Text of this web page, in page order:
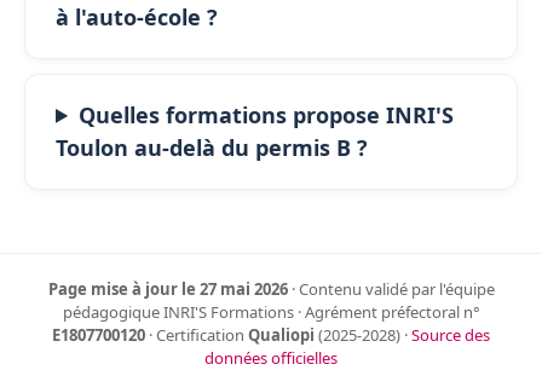
à l'auto-école ?
Quelles formations propose INRI'S
Toulon au-delà du permis B ?
Page mise à jour le 27 mai 2026· Contenu validé par l'équipe
pédagogique INRI'S Formations · Agrément préfectoral n°
E1807700120 · Certification Qualiopi (2025-2028) ·Source des
données officielles